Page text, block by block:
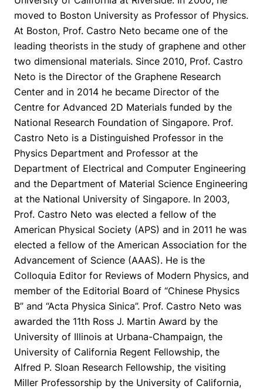
moved to Boston University as Professor of Physics.
At Boston, Prof. Castro Neto became one of the
leading theorists in the study of graphene and other
two dimensional materials. Since 2010, Prof. Castro
Neto is the Director of the Graphene Research
Center and in 2014 he became Director of the
Centre for Advanced 2D Materials funded by the
National Research Foundation of Singapore. Prof.
Castro Neto is a Distinguished Professor in the
Physics Department and Professor at the
Department of Electrical and Computer Engineering
and the Department of Material Science Engineering
at the National University of Singapore. In 2003,
Prof. Castro Neto was elected a fellow of the
American Physical Society (APS) and in 2011 he was
elected a fellow of the American Association for the
Advancement of Science (AAAS). He is the
Colloquia Editor for Reviews of Modern Physics, and
member of the Editorial Board of “Chinese Physics
B” and “Acta Physica Sinica”. Prof. Castro Neto was
awarded the 11th Ross J. Martin Award by the
University of Illinois at Urbana-Champaign, the
University of California Regent Fellowship, the
Alfred P. Sloan Research Fellowship, the visiting
Miller Professorship by the University of California,